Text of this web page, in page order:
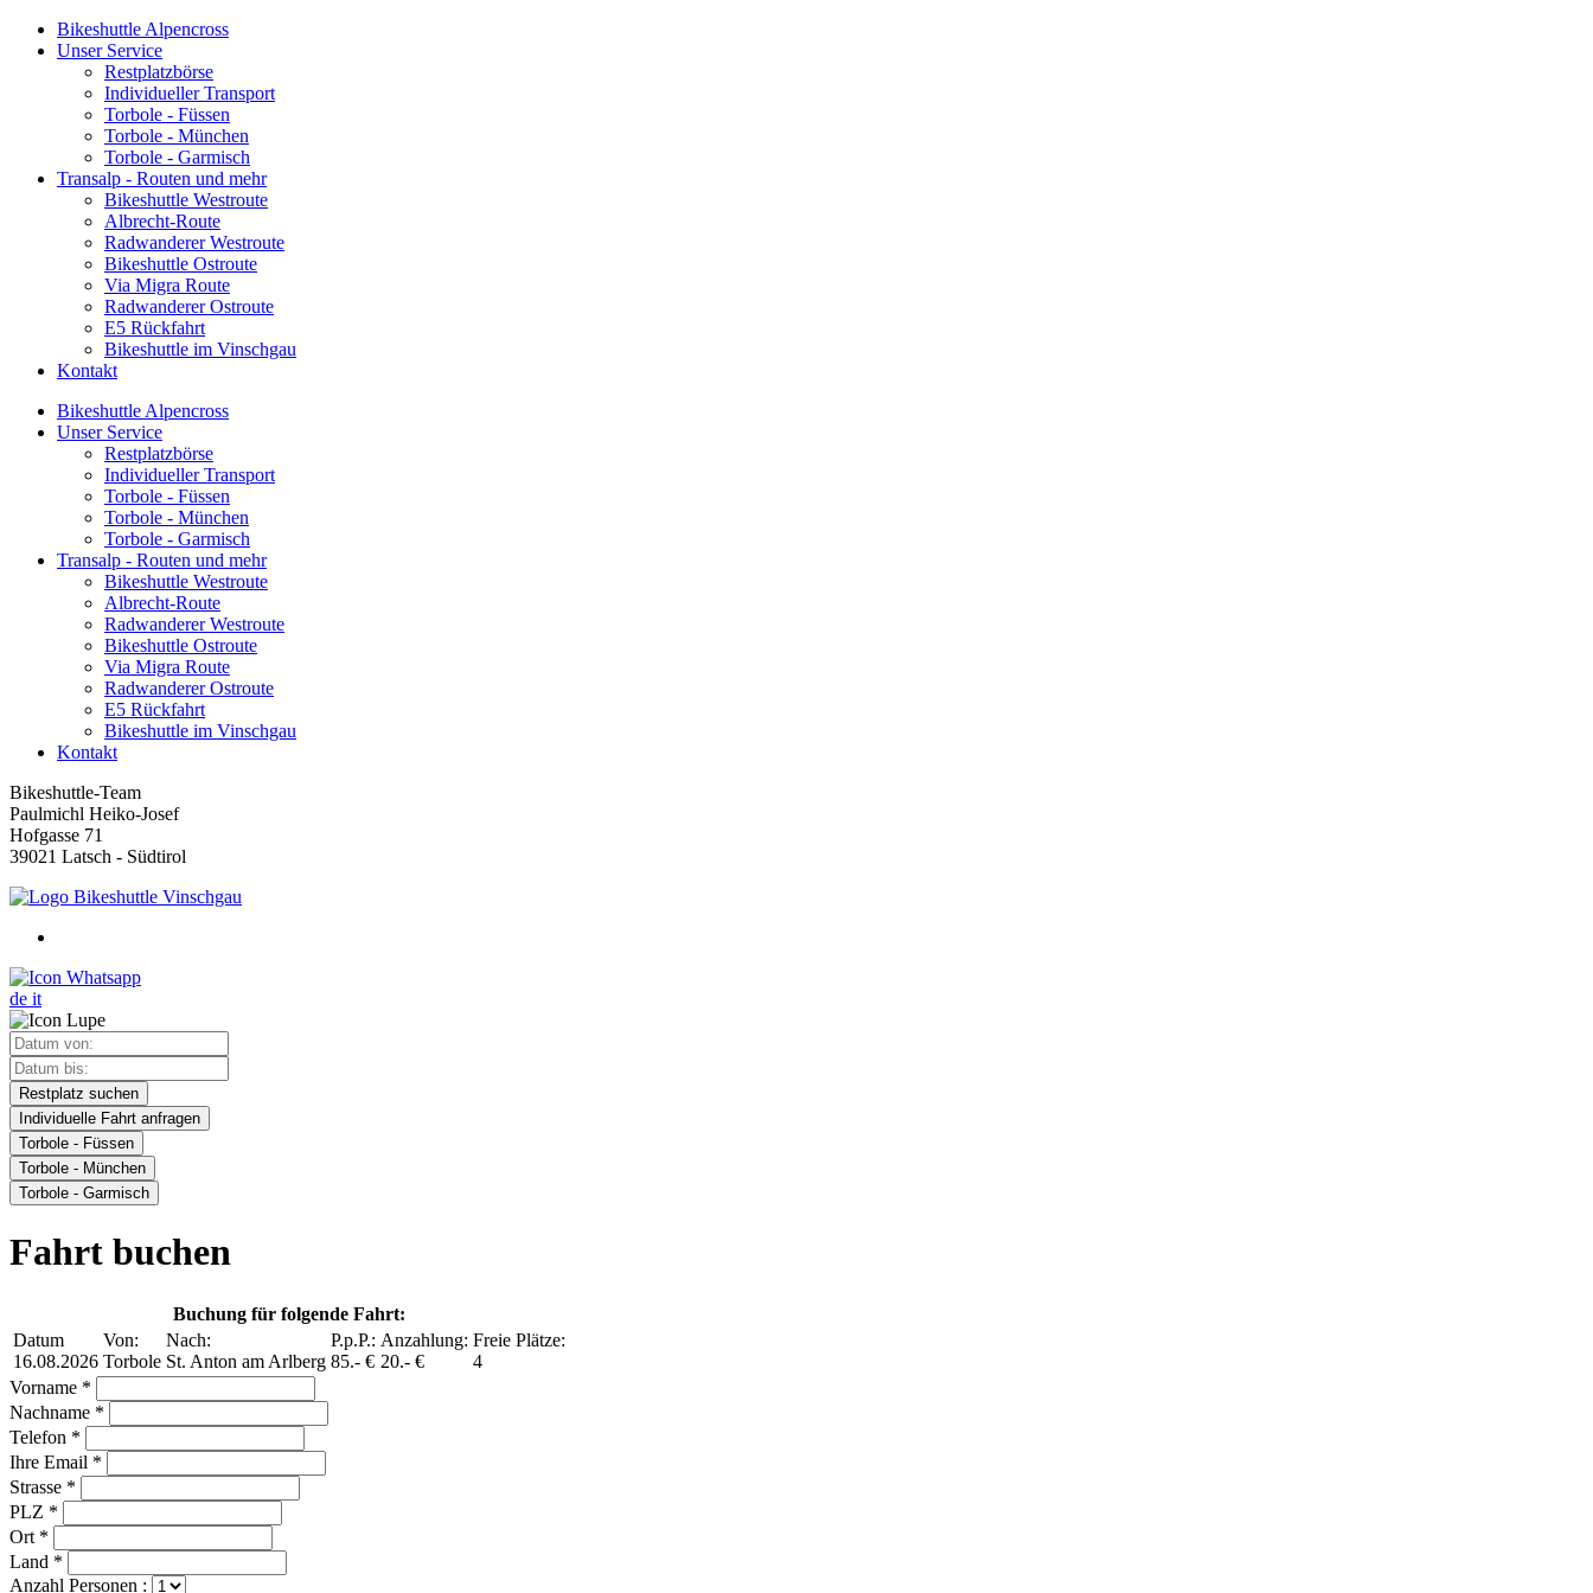
Bikeshuttle Alpencross
Unser Service
Restplatzbörse
Individueller Transport
Torbole - Füssen
Torbole - München
Torbole - Garmisch
Transalp - Routen und mehr
Bikeshuttle Westroute
Albrecht-Route
Radwanderer Westroute
Bikeshuttle Ostroute
Via Migra Route
Radwanderer Ostroute
E5 Rückfahrt
Bikeshuttle im Vinschgau
Kontakt
Bikeshuttle Alpencross
Unser Service
Restplatzbörse
Individueller Transport
Torbole - Füssen
Torbole - München
Torbole - Garmisch
Transalp - Routen und mehr
Bikeshuttle Westroute
Albrecht-Route
Radwanderer Westroute
Bikeshuttle Ostroute
Via Migra Route
Radwanderer Ostroute
E5 Rückfahrt
Bikeshuttle im Vinschgau
Kontakt
Bikeshuttle-Team
Paulmichl Heiko-Josef
Hofgasse 71
39021 Latsch - Südtirol
de it
Restplatz suchen
Individuelle Fahrt anfragen
Torbole - Füssen
Torbole - München
Torbole - Garmisch
Fahrt buchen
Buchung für folgende Fahrt:
Datum
16.08.2026
Von:
Torbole
Nach:
St. Anton am Arlberg
P.p.P.:
85.- €
Anzahlung:
20.- €
Freie Plätze:
4
Vorname *
Nachname *
Telefon *
Ihre Email *
Strasse *
PLZ *
Ort *
Land *
Anzahl Personen :